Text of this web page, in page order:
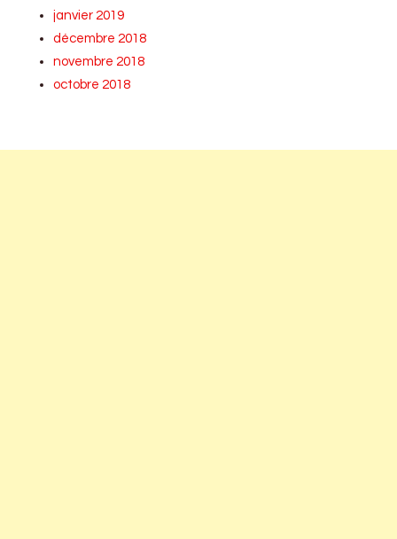
janvier 2019
décembre 2018
novembre 2018
octobre 2018